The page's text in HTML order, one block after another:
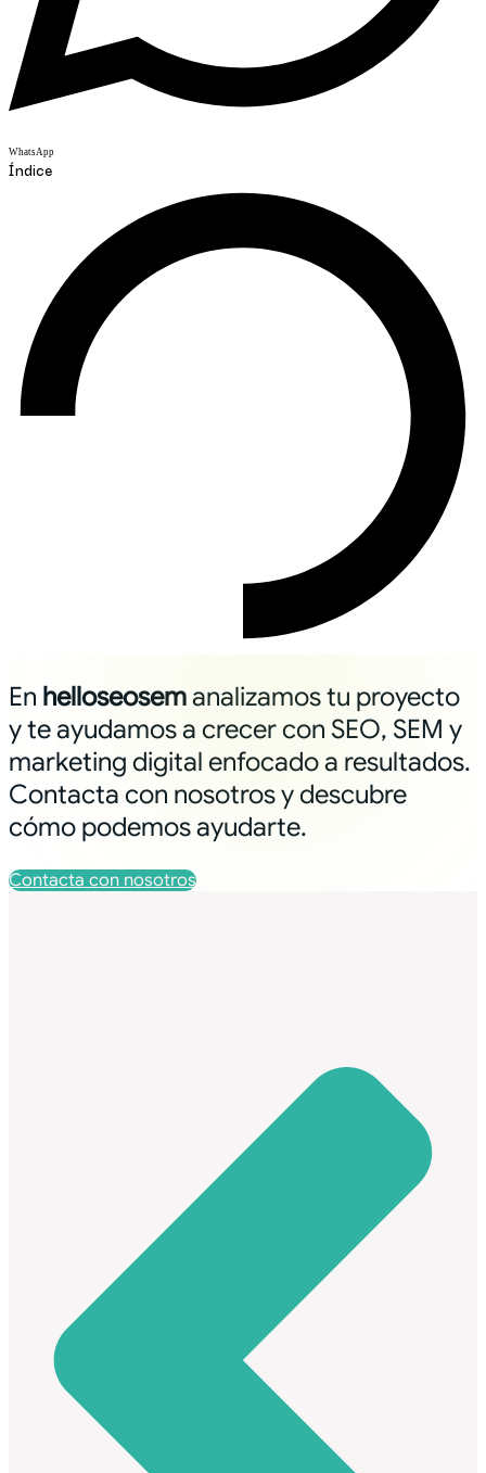
WhatsApp
Índice
En helloseosemanalizamos tu proyecto
y te ayudamos a crecer con SEO, SEM y
marketing digital enfocado a resultados.
Contacta con nosotros y descubre
cómo podemos ayudarte.
Contacta con nosotros